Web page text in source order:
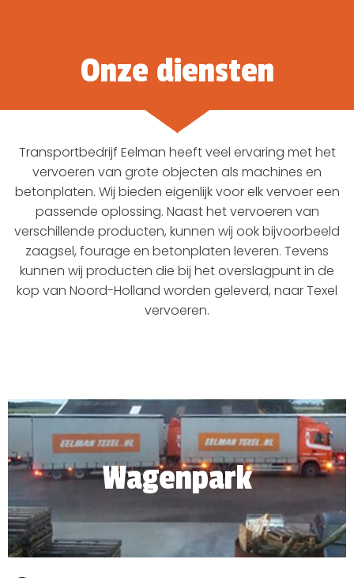
Onze diensten
Transportbedrijf Eelman heeft veel ervaring met het
vervoeren van grote objecten als machines en
betonplaten. Wij bieden eigenlijk voor elk vervoer een
passende oplossing. Naast het vervoeren van
verschillende producten, kunnen wij ook bijvoorbeeld
zaagsel, fourage en betonplaten leveren. Tevens
kunnen wij producten die bij het overslagpunt in de
kop van Noord-Holland worden geleverd, naar Texel
vervoeren.
Wagenpark